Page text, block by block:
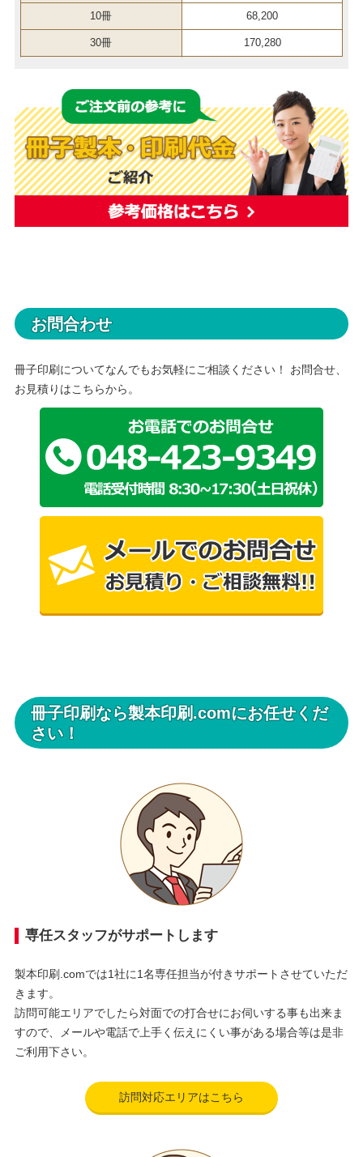
10冊
30冊
68,200
170,280
お問合わせ
冊子印刷についてなんでもお気軽にご相談ください！ お問合せ、
お見積りはこちらから。
冊子印刷なら製本印刷.comにお任せくだ
さい！
専任スタッフがサポートします
製本印刷.comでは1社に1名専任担当が付きサポートさせていただ
きます。
訪問可能エリアでしたら対面での打合せにお伺いする事も出来ま
すので、メールや電話で上手く伝えにくい事がある場合等は是非
ご利用下さい。
訪問対応エリアはこちら